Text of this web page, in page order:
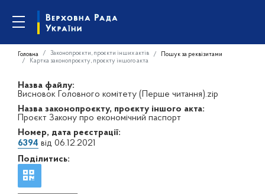
Головна Законопроєкти, проєкти інших актів
Пошук за реквізитами
Картка законопроєкту, проєкту іншого акта
Назва файлу:
Висновок Головного комітету (Перше читання).zip
Назва законопроєкту, проєкту іншого акта:
Проєкт Закону про економічний паспорт
Номер, дата реєстрації:
6394 від 06.12.2021
Поділитись: